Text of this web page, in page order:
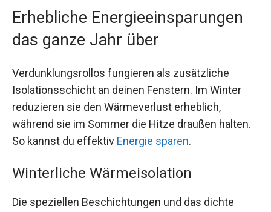
Erhebliche Energieeinsparungen
das ganze Jahr über
Verdunklungsrollos fungieren als zusätzliche
Isolationsschicht an deinen Fenstern. Im Winter
reduzieren sie den Wärmeverlust erheblich,
während sie im Sommer die Hitze draußen halten.
So kannst du effektiv Energie sparen.
Winterliche Wärmeisolation
Die speziellen Beschichtungen und das dichte